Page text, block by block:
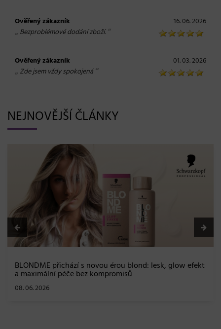
Ověřený zákazník 16. 06. 2026
„ Bezproblémové dodání zboží.“
Ověřený zákazník 01. 03. 2026
„ Zde jsem vždy spokojená“
NEJNOVĚJŠÍ ČLÁNKY
BLONDME přichází s novou érou blond: lesk, glow efekt
a maximální péče bez kompromisů
08. 06. 2026